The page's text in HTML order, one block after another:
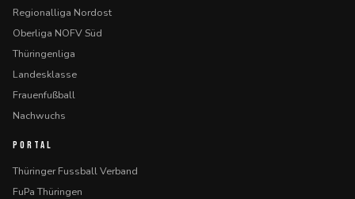
Regionalliga Nordost
Oberliga NOFV Süd
Thüringenliga
Landesklasse
Frauenfußball
Nachwuchs
PORTAL
Thüringer Fussball Verband
FuPa Thüringen